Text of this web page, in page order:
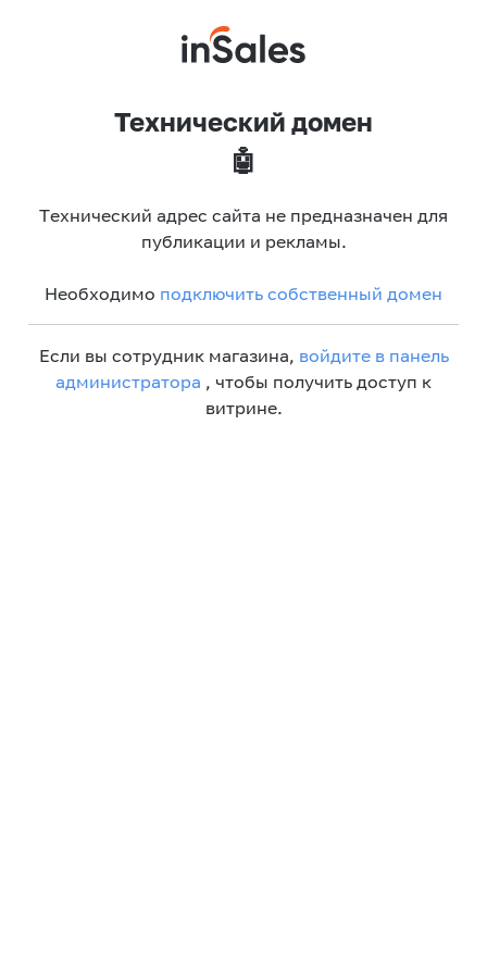
Технический домен
🤖
Технический адрес сайта не предназначен для
публикации и рекламы.
Необходимо подключить собственный домен
Если вы сотрудник магазина, войдите в панель
администратора , чтобы получить доступ к
витрине.